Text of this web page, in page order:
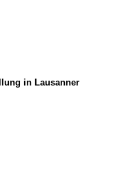
Swiss Express / FV-
ex RBDe 4/4)
in Lausanner